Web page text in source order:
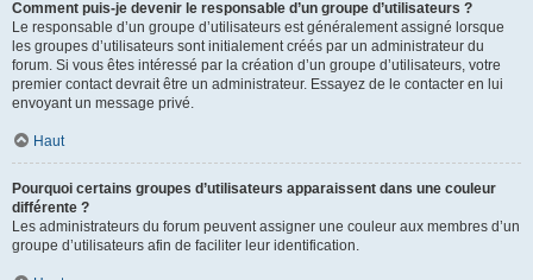
Comment puis-je devenir le responsable d’un groupe d’utilisateurs ?
Le responsable d’un groupe d’utilisateurs est généralement assigné lorsque
les groupes d’utilisateurs sont initialement créés par un administrateur du
forum. Si vous êtes intéressé par la création d’un groupe d’utilisateurs, votre
premier contact devrait être un administrateur. Essayez de le contacter en lui
envoyant un message privé.
Haut
Pourquoi certains groupes d’utilisateurs apparaissent dans une couleur
différente ?
Les administrateurs du forum peuvent assigner une couleur aux membres d’un
groupe d’utilisateurs afin de faciliter leur identification.